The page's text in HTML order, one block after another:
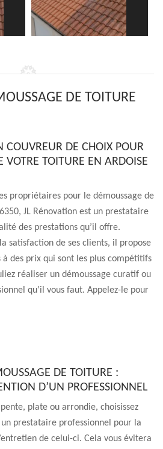
DE TOITURE
COUVREUR DE CHOIX POUR
VOTRE TOITURE EN ARDOISE
propriétaires pour le démoussage de
JL Rénovation est un prestataire
des prestations qu’il offre.
satisfaction de ses clients, il propose
à des prix qui sont les plus compétitifs
réaliser un démoussage curatif ou
qu’il vous faut. Appelez-le pour
DE TOITURE :
D’UN PROFESSIONNEL
plate ou arrondie, choisissez
prestataire professionnel pour la
de celui-ci. Cela vous évitera